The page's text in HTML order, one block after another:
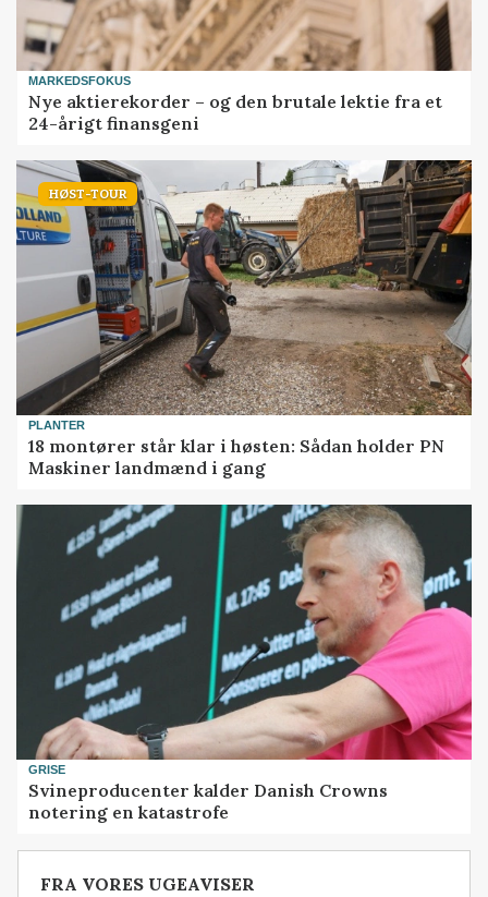
MARKEDSFOKUS
Nye aktierekorder – og den brutale lektie fra et
24-årigt finansgeni
HØST-TOUR
PLANTER
18 montører står klar i høsten: Sådan holder PN
Maskiner landmænd i gang
GRISE
Svineproducenter kalder Danish Crowns
notering en katastrofe
FRA VORES UGEAVISER